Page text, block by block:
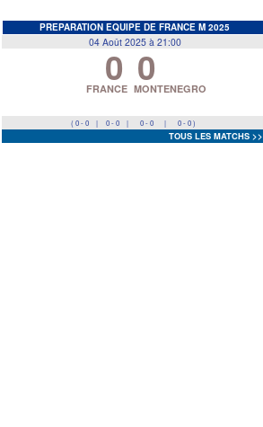
PREPARATION EQUIPE DE FRANCE M 2025
04 Août 2025 à 21:00
0
FRANCE 0
MONTENEGRO
( 0 - 0 | 0 - 0 | 0 - 0 | 0 - 0 )
TOUS LES MATCHS >>